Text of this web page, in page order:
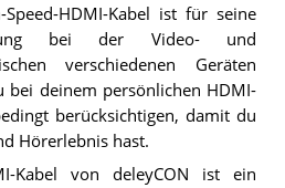
HDMI-Kabel ist für seine
bei der Video- und
verschiedenen Geräten
bei deinem persönlichen HDMI-
berücksichtigen, damit du
Hörerlebnis hast.
Kabel von deleyCON ist ein